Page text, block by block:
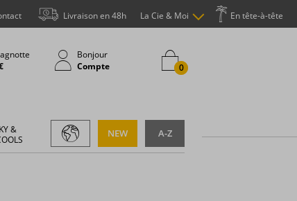
En tête-à-tête
La Cie & Moi
Livraison en 48h
Bonjour
Compte
0
&
A-Z
NEW